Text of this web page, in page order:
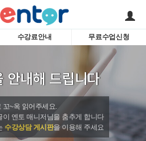
서비스안내
강사소개
회사소개
어린이
시험영
수업교
수강료안내 무료수업신청
안내해 드립니다
~옥 읽어주세요.
이 엔토 매니저님을 춤추게 합니다
수강상담 게시판을 이용해 주세요